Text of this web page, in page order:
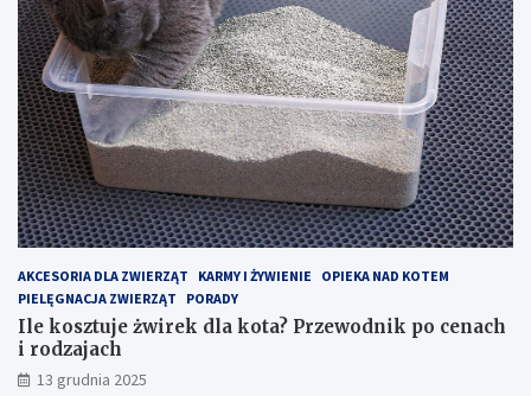
k
t
a
c
h
–
j
a
k
z
o
p
t
y
m
a
l
o
d
n
i
k
p
o
c
e
n
a
c
h
i
r
o
d
AKCESORIA DLA ZWIERZĄT KARMY I ŻYWIENIE
OPIEKA NAD KOTEM
PIELĘGNACJA ZWIERZĄT
PORADY
Ile kosztuje żwirek dla kota? Przewodnik po cenach
i rodzajach
13 grudnia 2025